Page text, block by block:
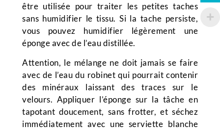
être utilisée pour traiter les petites taches
sans humidifier le tissu. Si la tache persiste,
vous pouvez humidifier légèrement une
éponge avec de l’eau distillée.
Attention, le mélange ne doit jamais se faire
avec de l’eau du robinet qui pourrait contenir
des minéraux laissant des traces sur le
velours. Appliquer l’éponge sur la tâche en
tapotant doucement, sans frotter, et séchez
immédiatement avec une serviette blanche